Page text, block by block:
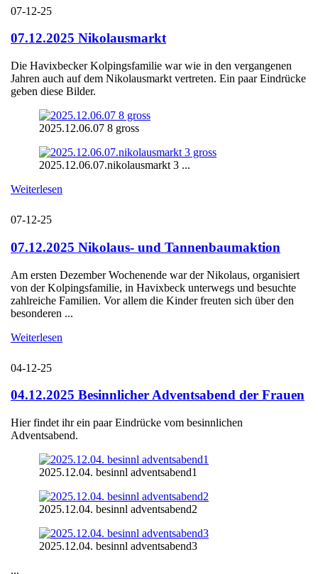
07-12-25
07.12.2025 Nikolausmarkt
Die Havixbecker Kolpingsfamilie war wie in den vergangenen
Jahren auch auf dem Nikolausmarkt vertreten. Ein paar Eindrücke
geben diese Bilder.
2025.12.06.07 8 gross
2025.12.06.07.nikolausmarkt 3 ...
Weiterlesen
07-12-25
07.12.2025 Nikolaus- und Tannenbaumaktion
Am ersten Dezember Wochenende war der Nikolaus, organisiert
von der Kolpingsfamilie, in Havixbeck unterwegs und besuchte
zahlreiche Familien. Vor allem die Kinder freuten sich über den
besonderen ...
Weiterlesen
04-12-25
04.12.2025 Besinnlicher Adventsabend der Frauen
Hier findet ihr ein paar Eindrücke vom besinnlichen
Adventsabend.
2025.12.04. besinnl adventsabend1
2025.12.04. besinnl adventsabend2
2025.12.04. besinnl adventsabend3
...